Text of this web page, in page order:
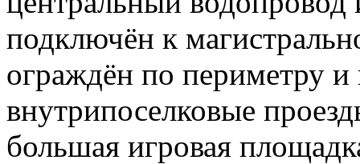
подключён к
ограждён по периметру
внутрипоселковые
большая игровая